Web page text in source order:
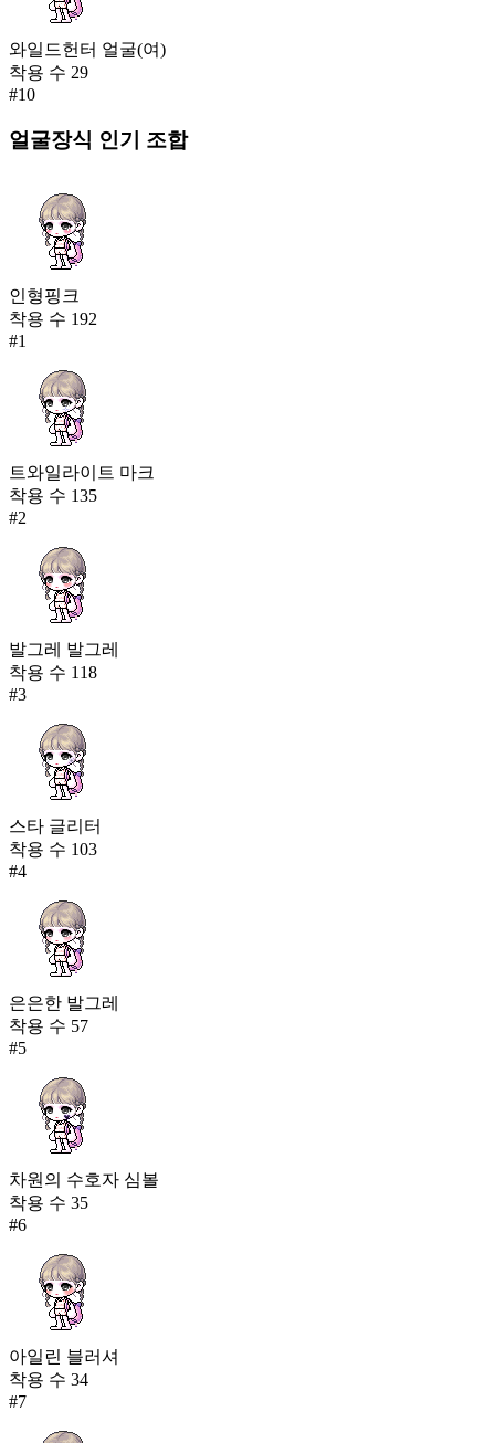
와일드헌터 얼굴(여)
착용 수 29
#10
얼굴장식 인기 조합
인형핑크
착용 수 192
#1
트와일라이트 마크
착용 수 135
#2
발그레 발그레
착용 수 118
#3
스타 글리터
착용 수 103
#4
은은한 발그레
착용 수 57
#5
차원의 수호자 심볼
착용 수 35
#6
아일린 블러셔
착용 수 34
#7